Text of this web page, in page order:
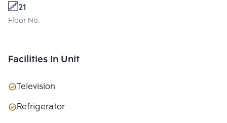
21
Floor No.
Facilities In Unit
Television
Refrigerator